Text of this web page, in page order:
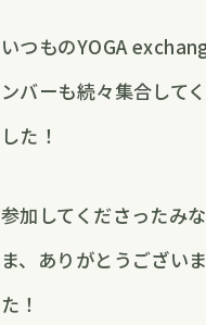
いつものYOGA
ンバーも続々集合して
した！
参加してくださったみ
ま、ありがとうござい
た！